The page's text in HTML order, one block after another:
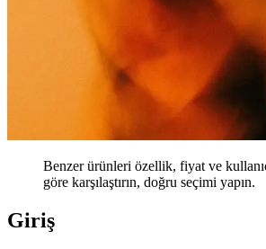
Benzer ürünleri özellik, fiyat ve
göre karşılaştırın, doğru seçimi yapın.
Giriş